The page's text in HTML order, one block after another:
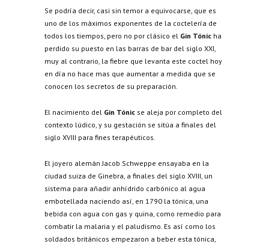
Se podría decir, casi sin temor a equivocarse, que es
uno de los máximos exponentes de la coctelería de
todos los tiempos, pero no por clásico el Gin Tónic ha
perdido su puesto en las barras de bar del siglo XXI,
muy al contrario, la fiebre que levanta este coctel hoy
en día no hace mas que aumentar a medida que se
conocen los secretos de su preparación.
El nacimiento del Gin Tónic se aleja por completo del
contexto lúdico, y su gestación se sitúa a finales del
siglo XVIII para fines terapéuticos.
El joyero alemán Jacob Schweppe ensayaba en la
ciudad suiza de Ginebra, a finales del siglo XVIII, un
sistema para añadir anhídrido carbónico al agua
embotellada naciendo así, en 1790 la tónica, una
bebida con agua con gas y quina, como remedio para
combatir la malaria y el paludismo. Es así como los
soldados británicos empezaron a beber esta tónica,